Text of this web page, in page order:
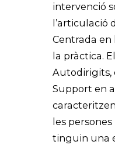
intervenció
l’articulació
Centrada en
la pràctica.
Autodirigits,
Support en
les
tinguin una